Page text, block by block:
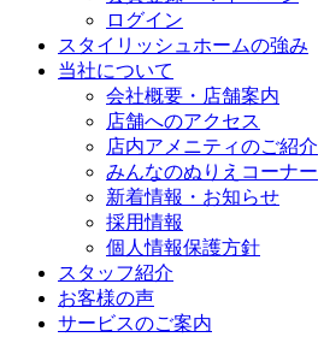
ログイン
スタイリッシュホームの強み
当社について
会社概要・店舗案内
店舗へのアクセス
店内アメニティのご紹介
みんなのぬりえコーナー
新着情報・お知らせ
採用情報
個人情報保護方針
スタッフ紹介
お客様の声
サービスのご案内